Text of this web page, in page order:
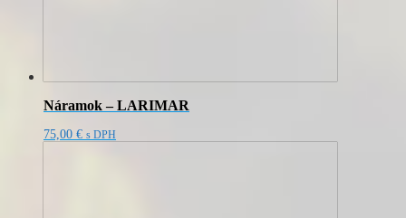
Náramok – LARIMAR
75,00 € s DPH